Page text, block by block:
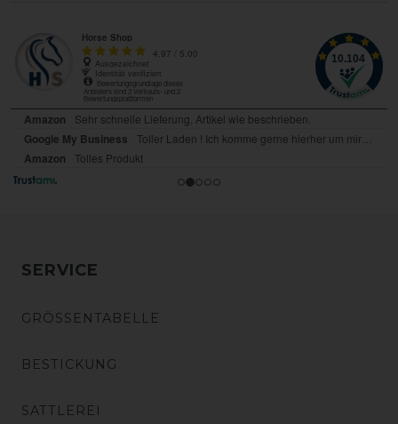
SERVICE
GRÖSSENTABELLE
BESTICKUNG
SATTLEREI